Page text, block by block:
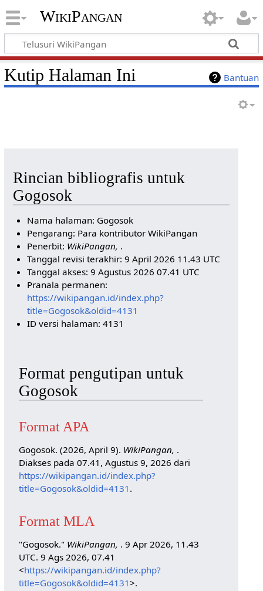
WikiPangan
Bantuan
Kutip Halaman Ini
Rincian bibliografis untuk
Gogosok
Nama halaman: Gogosok
Pengarang: Para kontributor WikiPangan
Penerbit: WikiPangan, .
Tanggal revisi terakhir: 9 April 2026 11.43 UTC
Tanggal akses: 9 Agustus 2026 07.41 UTC
Pranala permanen:
https://wikipangan.id/index.php?
title=Gogosok&oldid=4131
ID versi halaman: 4131
Format pengutipan untuk
Gogosok
Format APA
Gogosok. (2026, April 9). WikiPangan, .
Diakses pada 07.41, Agustus 9, 2026 dari
https://wikipangan.id/index.php?
title=Gogosok&oldid=4131 .
Format MLA
"Gogosok." WikiPangan, . 9 Apr 2026, 11.43
UTC. 9 Ags 2026, 07.41
<https://wikipangan.id/index.php?
title=Gogosok&oldid=4131>.